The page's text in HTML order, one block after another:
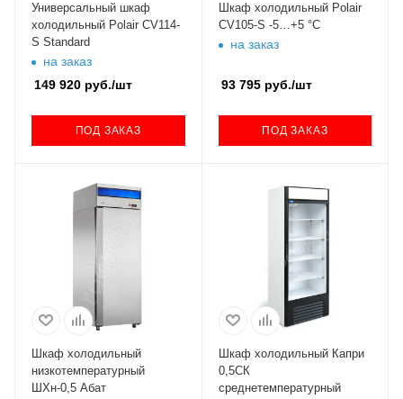
Универсальный шкаф
холодильный Polair CV114-
S Standard
на заказ
149 920 руб./шт
ПОД ЗАКАЗ
Шкаф холодильный Polair
CV105-S -5…+5 °C
на заказ
93 795руб./шт
ПОД ЗАКАЗ
Шкаф холодильный
низкотемпературный
ШХн-0,5 Абат
Шкаф холодильный Капри
0,5СК
среднетемпературный